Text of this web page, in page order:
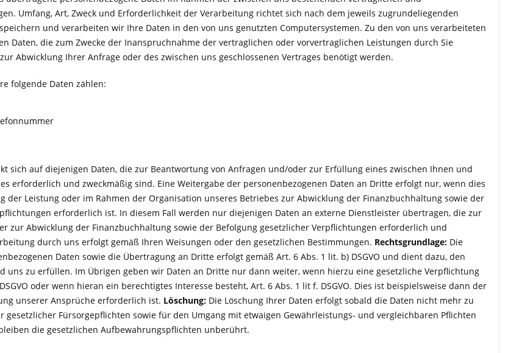
Umfang, Art, Zweck und Erforderlichkeit der Verarbeitung richtet sich nach dem jeweils zugrundeliegenden
und verarbeiten wir Ihre Daten in den von uns genutzten Computersystemen. Zu den von uns verarbeiteten
Daten, die zum Zwecke der Inanspruchnahme der vertraglichen oder vorvertraglichen Leistungen durch Sie
Abwicklung Ihrer Anfrage oder des zwischen uns geschlossenen Vertrages benötigt werden.
folgende Daten zählen:
sich auf diejenigen Daten, die zur Beantwortung von Anfragen und/oder zur Erfüllung eines zwischen Ihnen und
erforderlich und zweckmäßig sind. Eine Weitergabe der personenbezogenen Daten an Dritte erfolgt nur, wenn dies
der Leistung oder im Rahmen der Organisation unseres Betriebes zur Abwicklung der Finanzbuchhaltung sowie der
erforderlich ist. In diesem Fall werden nur diejenigen Daten an externe Dienstleister übertragen, die zur
zur Abwicklung der Finanzbuchhaltung sowie der Befolgung gesetzlicher Verpflichtungen erforderlich und
durch uns erfolgt gemäß Ihren Weisungen oder den gesetzlichen Bestimmungen. Rechtsgrundlage: Die
Daten sowie die Übertragung an Dritte erfolgt gemäß Art. 6 Abs. 1 lit. b) DSGVO und dient dazu, den
uns zu erfüllen. Im Übrigen geben wir Daten an Dritte nur dann weiter, wenn hierzu eine gesetzliche Verpflichtung
oder wenn hieran ein berechtigtes Interesse besteht, Art. 6 Abs. 1 lit f. DSGVO. Dies ist beispielsweise dann der
unserer Ansprüche erforderlich ist. Löschung: Die Löschung Ihrer Daten erfolgt sobald die Daten nicht mehr zu
gesetzlicher Fürsorgepflichten sowie für den Umgang mit etwaigen Gewährleistungs- und vergleichbaren Pflichten
die gesetzlichen Aufbewahrungspflichten unberührt.